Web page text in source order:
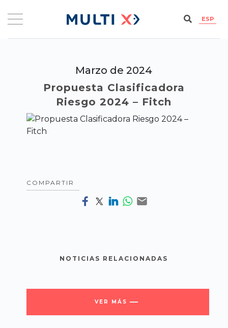
ESP
Marzo de 2024
Propuesta Clasificadora
Riesgo 2024 – Fitch
COMPARTIR
NOTICIAS RELACIONADAS
VER MÁS